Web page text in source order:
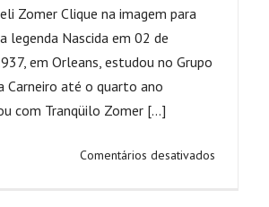
Zomer Clique na imagem para
legenda Nascida em 02 de
em Orleans, estudou no Grupo
Carneiro até o quarto ano
com Tranqüilo Zomer [...]
Comentários desativados